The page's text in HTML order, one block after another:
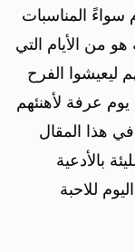
سواءً المناسبات
من الأيام التي
ليعيشوا الفرح
عرفة لأهنئهم
في هذا المقال
بالأدعية
للاحبة